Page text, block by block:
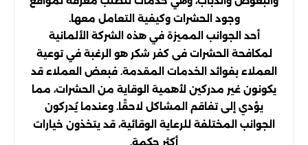
وجود الحشرات وكيفية التعامل معها.
أحد الجوانب المميزة في هذه الشركة الألمانية
لمكافحة الحشرات فى كفر شكر هو الرغبة في توعية
العملاء بفوائد الخدمات المقدمة. فبعض العملاء قد
يكونون غير مدركين لأهمية الوقاية من الحشرات، مما
يؤدي إلى تفاقم المشاكل لاحقًا. وعندما يُدركون
الجوانب المختلفة للرعاية الوقائية، قد يتخذون خيارات
أكثر حكمة.